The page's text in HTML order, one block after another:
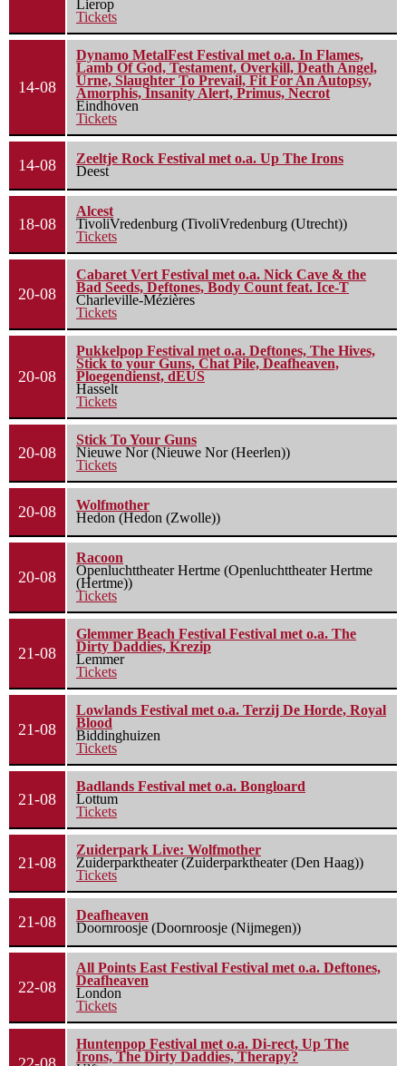
Lierop
Tickets
14-08
Dynamo MetalFest Festival met o.a. In Flames,
Lamb Of God, Testament, Overkill, Death Angel,
Urne, Slaughter To Prevail, Fit For An Autopsy,
Amorphis, Insanity Alert, Primus, Necrot
Eindhoven
Tickets
14-08
Zeeltje Rock Festival met o.a. Up The Irons
Deest
18-08
Alcest
TivoliVredenburg (TivoliVredenburg (Utrecht))
Tickets
20-08
Cabaret Vert Festival met o.a. Nick Cave & the
Bad Seeds, Deftones, Body Count feat. Ice-T
Charleville-Mézières
Tickets
20-08
Pukkelpop Festival met o.a. Deftones, The Hives,
Stick to your Guns, Chat Pile, Deafheaven,
Ploegendienst, dEUS
Hasselt
Tickets
20-08
Stick To Your Guns
Nieuwe Nor (Nieuwe Nor (Heerlen))
Tickets
20-08
Wolfmother
Hedon (Hedon (Zwolle))
20-08
Racoon
Openluchttheater Hertme (Openluchttheater Hertme
(Hertme))
Tickets
21-08
Glemmer Beach Festival Festival met o.a. The
Dirty Daddies, Krezip
Lemmer
Tickets
21-08
Lowlands Festival met o.a. Terzij De Horde, Royal
Blood
Biddinghuizen
Tickets
21-08
Badlands Festival met o.a. Bongloard
Lottum
Tickets
21-08
Zuiderpark Live: Wolfmother
Zuiderparktheater (Zuiderparktheater (Den Haag))
Tickets
21-08
Deafheaven
Doornroosje (Doornroosje (Nijmegen))
22-08
All Points East Festival Festival met o.a. Deftones,
Deafheaven
London
Tickets
Huntenpop Festival met o.a. Di-rect, Up The
Irons, The Dirty Daddies, Therapy?